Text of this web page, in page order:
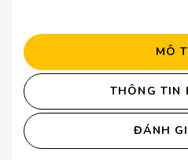
MÔ
THÔNG TIN
ĐÁNH